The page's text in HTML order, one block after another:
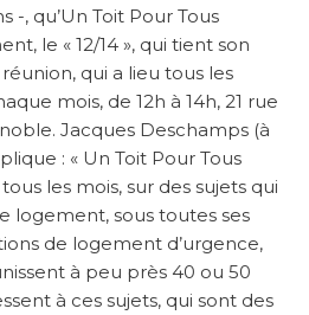
-, qu’Un Toit Pour Tous
le « 12/14 », qui tient son
qui a lieu tous les
mois, de 12h à 14h, 21 rue
Jacques Deschamps (à
: « Un Toit Pour Tous
les mois, sur des sujets qui
logement, sous toutes ses
de logement d’urgence,
à peu près 40 ou 50
à ces sujets, qui sont des